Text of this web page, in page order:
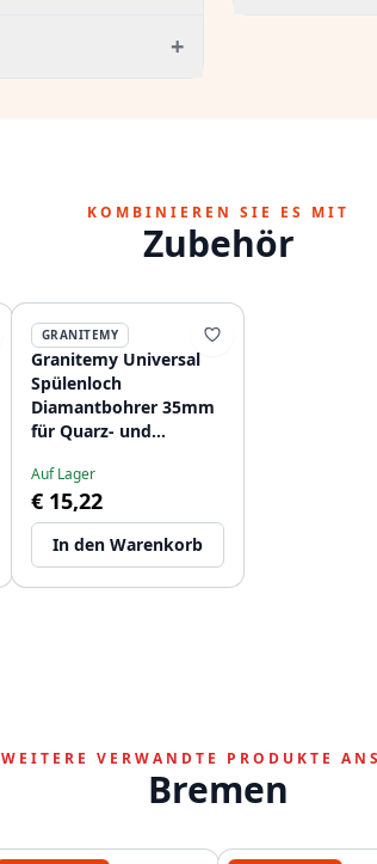
+
KOMBINIEREN SIE ES MIT
Zubehör
GRANITEMY
Granitemy Universal
Spülenloch
Diamantbohrer 35mm
für Quarz- und
1208967240
Auf Lager
€ 15,22
In den Warenkorb
WEITERE VERWANDTE PRODUKTE
Bremen